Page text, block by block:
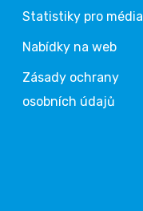
Statistiky pro média
Nabídky na web
Zásady ochrany
osobních údajů